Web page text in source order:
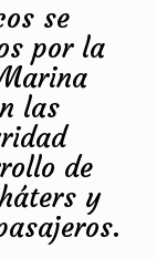
se
por la
las
de
y